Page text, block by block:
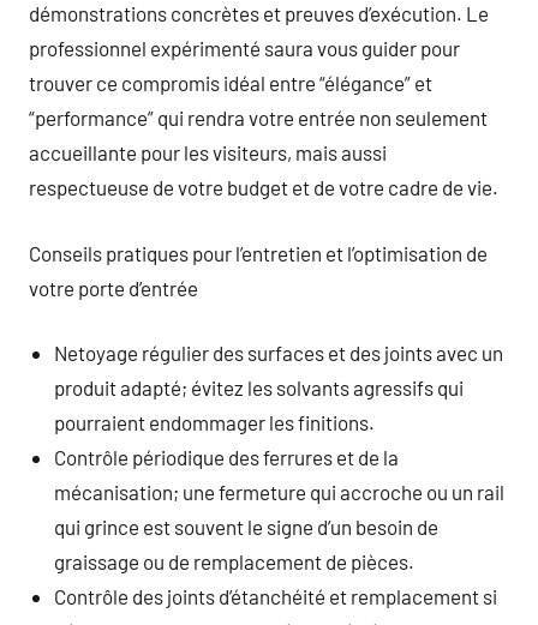
démonstrations concrètes et preuves d’exécution. Le
professionnel expérimenté saura vous guider pour
trouver ce compromis idéal entre “élégance” et
“performance” qui rendra votre entrée non seulement
accueillante pour les visiteurs, mais aussi
respectueuse de votre budget et de votre cadre de vie.
Conseils pratiques pour l’entretien et l’optimisation de
votre porte d’entrée
Netoyage régulier des surfaces et des joints avec un
produit adapté; évitez les solvants agressifs qui
pourraient endommager les finitions.
Contrôle périodique des ferrures et de la
mécanisation; une fermeture qui accroche ou un rail
qui grince est souvent le signe d’un besoin de
graissage ou de remplacement de pièces.
Contrôle des joints d’étanchéité et remplacement si